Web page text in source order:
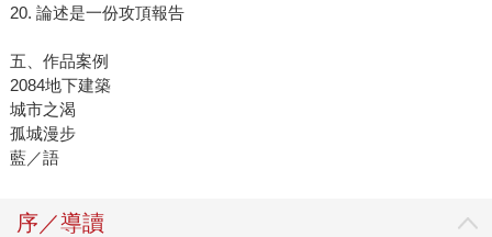
20. 論述是一份攻頂報告
五、作品案例
2084地下建築
城市之渴
孤城漫步
藍／語
序／導讀